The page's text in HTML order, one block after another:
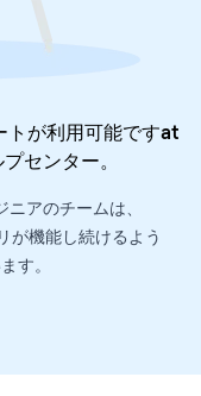
が利用可能ですat
センター。
アのチームは、
機能し続けるよう
す。